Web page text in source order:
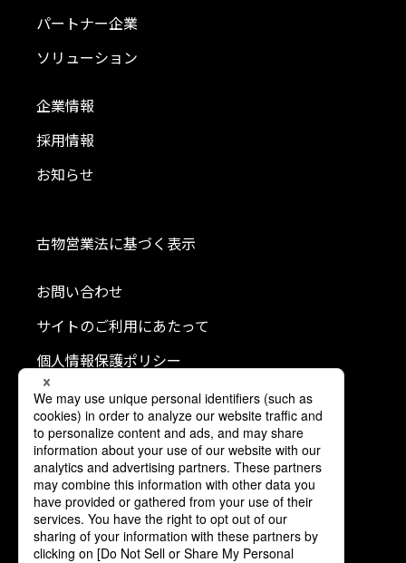
パートナー企業
ソリューション
企業情報
採用情報
お知らせ
古物営業法に基づく表示
お問い合わせ
サイトのご利用にあたって
個人情報保護ポリシー
クッキーポリシー
利用者情報の外部送信について
ソーシャルメディアポリシー
コミュニティガイドライン
公式SNS